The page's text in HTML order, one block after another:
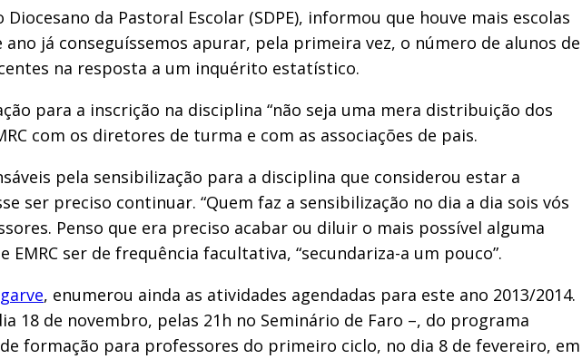
da Pastoral Escolar (SDPE), informou que houve mais escolas
já conseguíssemos apurar, pela primeira vez, o número de alunos de
na resposta a um inquérito estatístico.
para a inscrição na disciplina “não seja uma mera distribuição dos
com os diretores de turma e com as associações de pais.
pela sensibilização para a disciplina que considerou estar a
ser preciso continuar. “Quem faz a sensibilização no dia a dia sois vós
Penso que era preciso acabar ou diluir o mais possível alguma
ser de frequência facultativa, “secundariza-a um pouco”.
, enumerou ainda as atividades agendadas para este ano 2013/2014.
18 de novembro, pelas 21h no Seminário de Faro –, do programa
formação para professores do primeiro ciclo, no dia 8 de fevereiro, em